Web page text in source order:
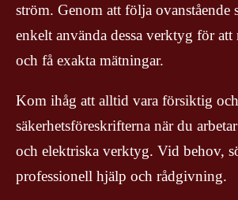
ström. Genom att följa ovanstående
enkelt använda dessa verktyg för
och få exakta mätningar.
Kom ihåg att alltid vara försiktig
säkerhetsföreskrifterna när du
och elektriska verktyg. Vid behov,
professionell hjälp och rådgivning.